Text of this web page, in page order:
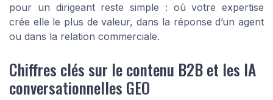
pour un dirigeant reste simple : où votre expertise
crée elle le plus de valeur, dans la réponse d’un agent
ou dans la relation commerciale.
Chiffres clés sur le contenu B2B et les IA
conversationnelles GEO